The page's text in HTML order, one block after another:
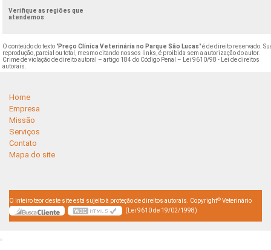
Verifique as regiões que
atendemos
O conteúdo do texto "Preço Clínica Veterinária no Parque São Lucas" é de direito reservado.
reprodução, parcial ou total, mesmo citando nossos links, é proibida sem a autorização do autor.
Crime de violação de direito autoral – artigo 184 do Código Penal –
Lei 9610/98 - Lei de direitos
autorais
Home
Empresa
Missão
Serviços
Contato
Mapa do site
O inteiro teor deste site está sujeito à proteção de direitos autorais. Copyright© Veterinário
(Lei 9610 de 19/02/1998)